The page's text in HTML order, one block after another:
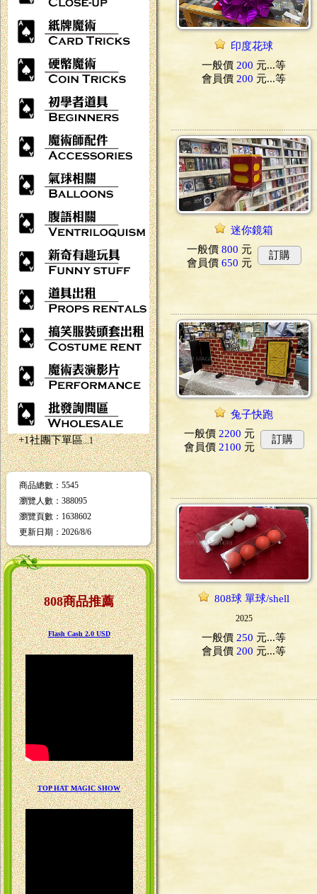
+1社團下單區...1
商品總數 ：5545
瀏覽人數 ： 388095
瀏覽頁數 ： 1638602
更新日期 ：2026/8/6
808商品推薦
Flash Cash 2.0 USD
TOP HAT MAGIC SHOW
印度花球
一般價 200 元...等
會員價 200 元...等
迷你鏡箱
一般價 800 元
會員價 650 元
訂購
兔子快跑
一般價 2200 元
會員價 2100 元
訂購
808球 單球/shell
2025
一般價 250 元...等
會員價 200 元...等